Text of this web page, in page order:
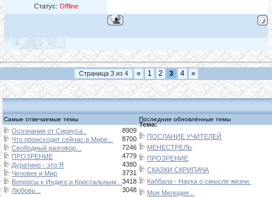
Статус: Offline
Страница 3из 4 « 1 2 3 4 »
Самые отвечаемые темы Последние обновлённые темы
Осознания от Сириуса .
8909
Что происходит сейчас в Мире...
8700
Свободный разговор...
7246
ПРОЗРЕНИЕ
4779
Дуратино - это Я
4380
Человек и Мир
3731
Вопросы к Индиго и Кристальным...3418
Любовь...
3048
Тема:
ПОСЛАНИЕ УЧИТЕЛЕЙ
МЕНЕСТРЕЛЬ
ПРОЗРЕНИЕ
СКАЗКИ СКРИПАЧА
Каббала - Наука о смысле жизни.
Моя Мелодия...